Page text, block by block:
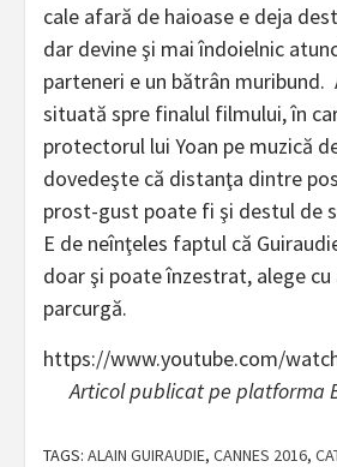
cale afară de haioase e deja
dar devine şi mai îndoielnic
parteneri e un bătrân muribund.
situată spre finalul filmului, în
protectorul lui Yoan pe muzică
dovedeşte că distanţa dintre
prost-gust poate fi şi destul de
E de neînţeles faptul că
doar şi poate înzestrat, alege
parcurgă.
https://www.youtube.com/
Articol publicat pe platforma
TAGS: ALAIN GUIRAUDIE, CANNES 2016,